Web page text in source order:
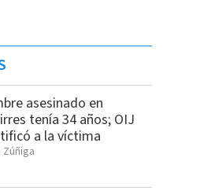
asesinado en
tenía 34 años; OIJ
a la víctima
Zúñiga